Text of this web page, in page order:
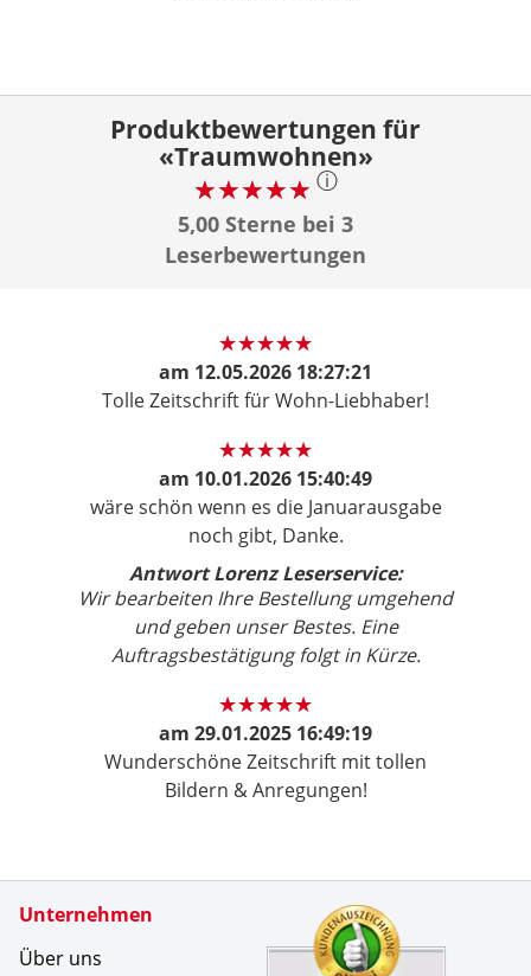
Produktbewertungen für
«Traumwohnen»
ⓘ
5,00 Sterne bei 3
Leserbewertungen
am 12.05.2026 18:27:21
Tolle Zeitschrift für Wohn-Liebhaber!
am 10.01.2026 15:40:49
wäre schön wenn es die Januarausgabe
noch gibt, Danke.
Antwort Lorenz Leserservice:
Wir bearbeiten Ihre Bestellung umgehend
und geben unser Bestes. Eine
Auftragsbestätigung folgt in Kürze.
am 29.01.2025 16:49:19
Wunderschöne Zeitschrift mit tollen
Bildern & Anregungen!
Unternehmen
Über uns
Zertifikate